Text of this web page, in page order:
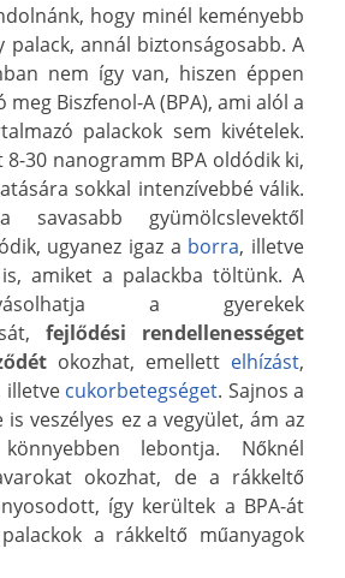
hogy minél keményebb
palack, annál biztonságosabb. A
nem így van, hiszen éppen
Biszfenol-A (BPA), ami alól a
palackok sem kivételek.
8-30 nanogramm BPA oldódik ki,
sokkal intenzívebbé válik.
gyümölcslevektől
ugyanez igaz a borra, illetve
amiket a palackba töltünk. A
a gyerekek
fejlődési rendellenességet
okozhat, emellett elhízást,
illetve cukorbetegséget. Sajnos a
veszélyes ez a vegyület, ám az
lebontja. Nőknél
okozhat, de a rákkeltő
így kerültek a BPA-át
a rákkeltő műanyagok